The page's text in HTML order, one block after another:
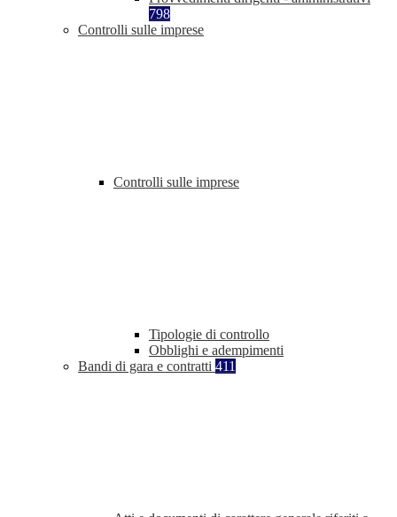
798
Controlli sulle imprese
Controlli sulle imprese
Tipologie di controllo
Obblighi e adempimenti
Bandi di gara e contratti 411